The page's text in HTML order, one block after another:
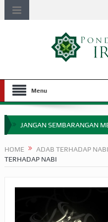
Menu
JANGAN SEMBARANGAN
APAKAH ULAMA SALEH
MIMPI YANG DIABAIKAN
HAKIKAT NIKMAT DI DUNIA!
HOME
TERHADAP NABI